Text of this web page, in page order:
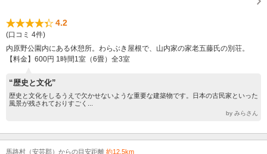
4.2
(口コミ 4件)
内原野公園内にある休憩所。わらぶき屋根で、山内家の家老五藤氏の別荘。
【料金】600円 1時間1室（6畳）全3室
“歴史と文化”
歴史と文化をしるうえで欠かせないような重要な建築物です。日本の古民家といった
風景が残されておりすごく...
by みらさん
馬路村（安芸郡）からの目安距離 約12.5km